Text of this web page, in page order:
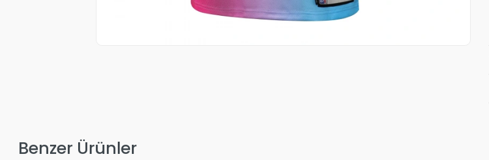
Benzer Ürünler